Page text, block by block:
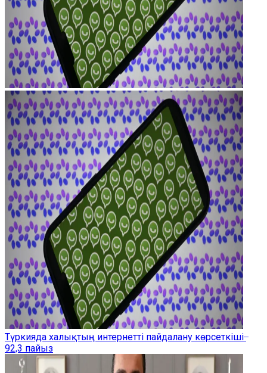
Түркияда халықтың интернетті пайдалану көрсеткіші ̶
92,3 пайыз